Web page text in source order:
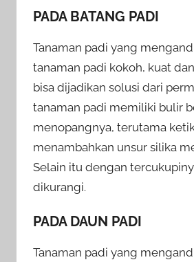
PADA BATANG PADI
Tanaman padi yang
tanaman padi kokoh, kuat
bisa dijadikan solusi dari
tanaman padi memiliki bulir
menopangnya, terutama
menambahkan unsur silika
Selain itu dengan
dikurangi.
PADA DAUN PADI
Tanaman padi yang